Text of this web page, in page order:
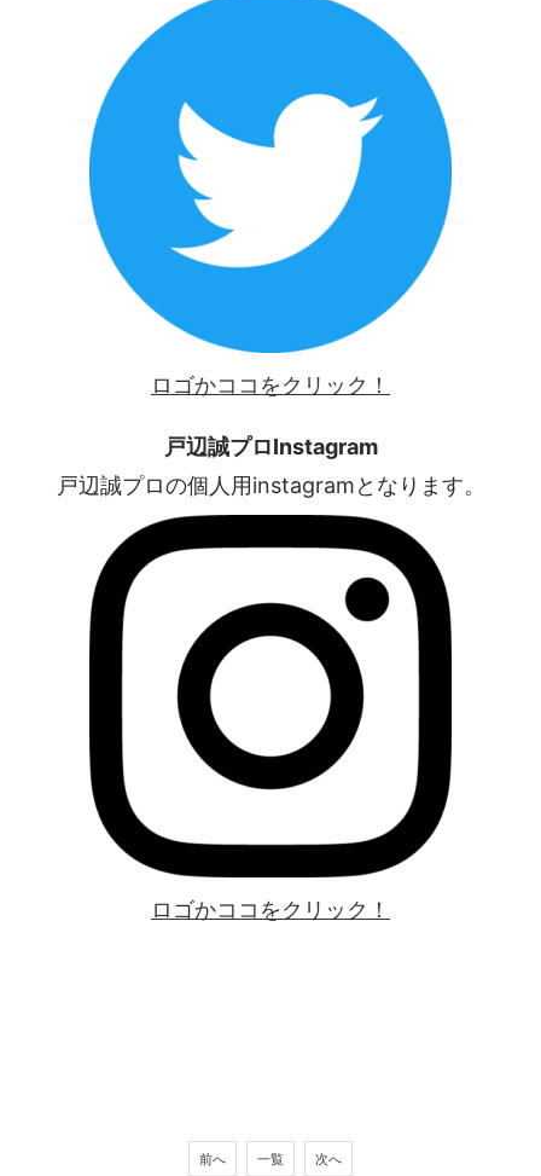
ロゴかココをクリック！
戸辺誠プロInstagram
戸辺誠プロの個人用instagramとなります。
ロゴかココをクリック！
前へ 一覧 次へ